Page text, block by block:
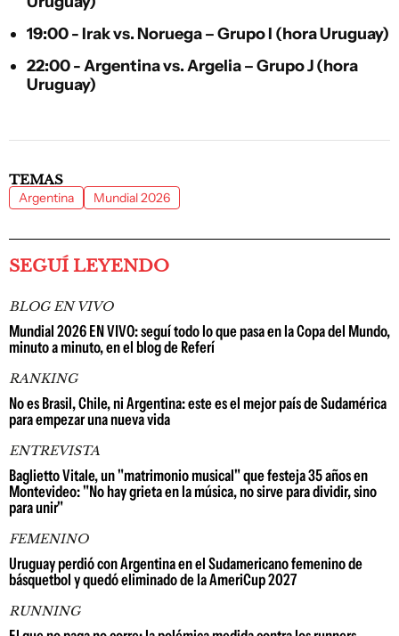
19:00 - Irak vs. Noruega – Grupo I (hora Uruguay)
22:00 - Argentina vs. Argelia – Grupo J (hora
Uruguay)
TEMAS
Argentina Mundial 2026
SEGUÍ LEYENDO
BLOG EN VIVO
Mundial 2026 EN VIVO: seguí todo lo que pasa en la Copa del Mundo,
minuto a minuto, en el blog de Referí
RANKING
No es Brasil, Chile, ni Argentina: este es el mejor país de Sudamérica
para empezar una nueva vida
ENTREVISTA
Baglietto Vitale, un "matrimonio musical" que festeja 35 años en
Montevideo: "No hay grieta en la música, no sirve para dividir, sino
para unir"
FEMENINO
Uruguay perdió con Argentina en el Sudamericano femenino de
básquetbol y quedó eliminado de la AmeriCup 2027
RUNNING